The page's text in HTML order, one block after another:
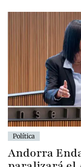
Política
Andorra